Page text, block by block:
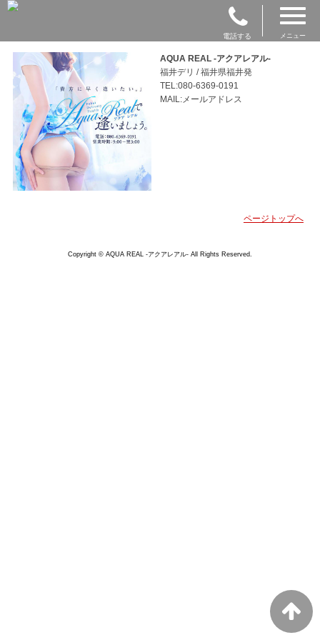
電話する メニュー
AQUA REAL -アクアレアル-
福井デリ / 福井県福井発
TEL:080-6369-0191
MAIL:メールアドレス
ページトップへ
Copyright © AQUA REAL -アクアレアル- All Rights Reserved.